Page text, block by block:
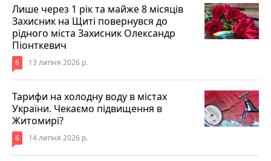
Лише через 1 рік та майже 8 місяців
Захисник на Щиті повернувся до
рідного міста Захисник Олександр
Піонткевич
6 13 липня 2026 р.
Тарифи на холодну воду в містах
України. Чекаємо підвищення в
Житомирі?
6 14 липня 2026 р.